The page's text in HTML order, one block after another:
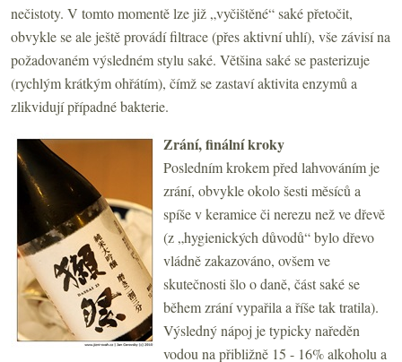
nečistoty. V tomto momentě lze již „vyčištěné“ saké přetočit,
obvykle se ale ještě provádí filtrace (přes aktivní uhlí), vše závisí na
požadovaném výsledném stylu saké. Většina saké se pasterizuje
(rychlým krátkým ohřátím), čímž se zastaví aktivita enzymů a
zlikvidují případné bakterie.
Zrání, finální kroky
Posledním krokem před lahvováním je
zrání, obvykle okolo šesti měsíců a
spíše v keramice či nerezu než ve dřevě
(z „hygienických důvodů“ bylo dřevo
vládně zakazováno, ovšem ve
skutečnosti šlo o daně, část saké se
během zrání vypařila a říše tak tratila).
Výsledný nápoj je typicky naředěn
vodou na přibližně 15 - 16% alkoholu a